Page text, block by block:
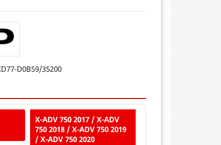
D0B59/35200
X-ADV 750 2017 / X-ADV
750 2018 / X-ADV 750 2019
/ X-ADV 750 2020